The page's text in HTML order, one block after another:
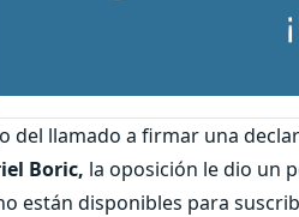
del llamado a firmar una
Boric, la oposición le dio un
están disponibles para